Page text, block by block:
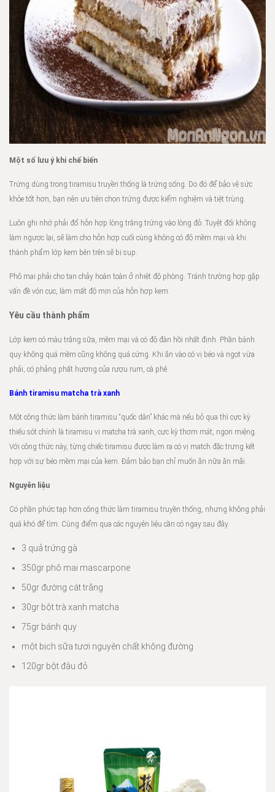
Một số lưu ý khi chế biến
Trứng dùng trong tiramisu truyền thống là trứng sống. Do đó để bảo vệ sức
khỏe tốt hơn, bạn nên ưu tiên chọn trứng được kiểm nghiệm và tiệt trùng.
Luôn ghi nhớ phải đổ hỗn hợp lòng trắng trứng vào lòng đỏ. Tuyệt đối không
làm ngược lại, sẽ làm cho hỗn hợp cuối cùng không có độ mềm mại và khi
thành phẩm lớp kem bên trên sẽ bị sụp.
Phô mai phải cho tan chảy hoàn toàn ở nhiệt độ phòng. Tránh trường hợp gặp
vấn đề vón cục, làm mất độ mịn của hỗn hợp kem.
Yêu cầu thành phẩm
Lớp kem có màu trắng sữa, mềm mại và có độ đàn hồi nhất định. Phần bánh
quy không quá mềm cũng không quá cứng. Khi ăn vào có vị béo và ngọt vừa
phải, có phảng phất hương của rượu rum, cà phê.
Bánh tiramisu matcha trà xanh
Một công thức làm bánh tiramisu “quốc dân” khác mà nếu bỏ qua thì cực kỳ
thiếu sót chính là tiramisu vị matcha trà xanh, cực kỳ thơm mát, ngon miệng.
Với công thức này, từng chiếc tiramisu được làm ra có vị match đặc trưng kết
hợp với sự béo mềm mại của kem. Đảm bảo bạn chỉ muốn ăn nữa ăn mãi.
Nguyên liệu
Có phần phức tạp hơn công thức làm tiramisu truyền thống, nhưng không phải
quá khó để tìm. Cùng điểm qua các nguyên liệu cần có ngay sau đây
3 quả trứng gà
350gr phô mai mascarpone
50gr đường cát trắng
30gr bột trà xanh matcha
75gr bánh quy
một bịch sữa tươi nguyên chất không đường
120gr bột đậu đỏ